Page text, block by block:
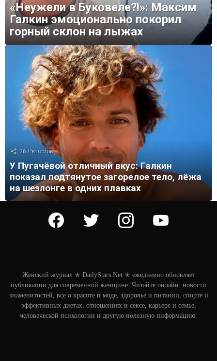
«Неужели в Буковеле?!»: Максим
Галкин эмоционально покорил
горный склон на лыжах
26 Репостов
У Пугачёвой отличный вкус: Галкин
показал подтянутое загорелое тело, лёжа
на шезлонге в одних плавках
facebook twitter instagram youtube
Женский журнал ✭ DailyStars.Net ✭ ежедневно обновляет
публикации для современной женщине. Читайте онлайн: новости
знаменитостей, все о красоте и моде, здоровье и питании, спорте и
эффективных диетах, отношениях и сексе, карьере и семье,
человеческой психологии и другую полезную информацию.